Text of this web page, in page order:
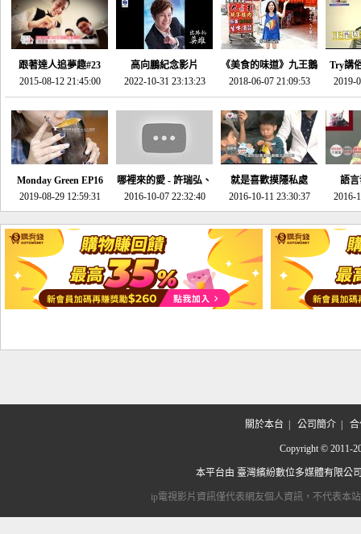
跟著達人追夢趣#23
promo-我想開間咖啡
館(謝佳凌)
2015-08-12 21:45:00
高向鵬紀念影片
2022-10-31 23:13:23
《美食的味道》九王鵝
肉
2018-06-07 21:09:53
Try講
2019-
Monday Green EP16
超意外~環保原來可以
邊玩邊做！
2019-08-29 12:59:31
哪裡來的愛 - 許瑞弘、
李其芬
2016-10-07 22:32:40
就是喜歡摸隱私處
2016-10-11 23:30:37
語
2016-
關於本台 公司簡介| 合
Copyright © 2011-
本平台由 臺灣繽紛數位多媒體有限公
ip電視影片資訊僅代表網友個人資訊，不代表本